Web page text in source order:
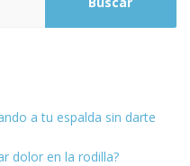
a tu espalda sin darte
dolor en la rodilla?